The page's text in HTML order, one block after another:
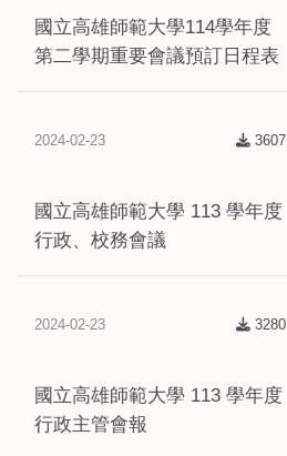
國立高雄師範大學114學年度
第二學期重要會議預訂日程表
國立高雄師範大學 113 學年度
行政、校務會議
3607
2024-02-23
國立高雄師範大學 113 學年度
行政主管會報
3280
2024-02-23